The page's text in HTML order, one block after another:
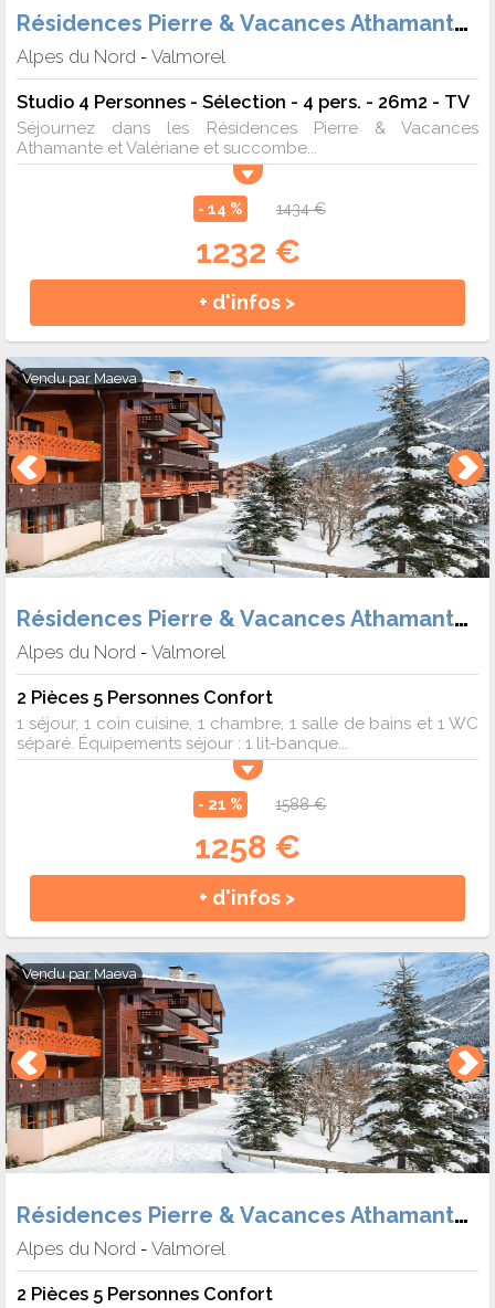
Résidences Pierre & Vacances Athamante et Valériane
Alpes du Nord - Valmorel
Studio 4 Personnes - Sélection - 4 pers. - 26m2 - TV
Séjournez dans les Résidences Pierre & Vacances
Athamante et Valériane et succombe...
- 14 % 1434 €
1232 €
+ d'infos >
Vendu par Maeva
Résidences Pierre & Vacances Athamante et Valériane
Alpes du Nord - Valmorel
2 Pièces 5 Personnes Confort
1 séjour, 1 coin cuisine, 1 chambre, 1 salle de bains et 1 WC
séparé. Équipements séjour : 1 lit-banque...
- 21 % 1588 €
1258 €
+ d'infos >
Vendu parMaeva
Résidences Pierre & Vacances Athamante et Valériane
Alpes du Nord - Valmorel
2 Pièces 5 Personnes Confort